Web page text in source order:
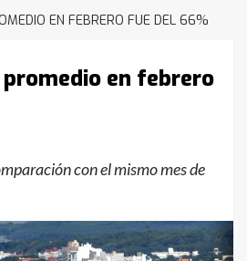
EN FEBRERO FUE DEL 66%
promedio en febrero
con el mismo mes de